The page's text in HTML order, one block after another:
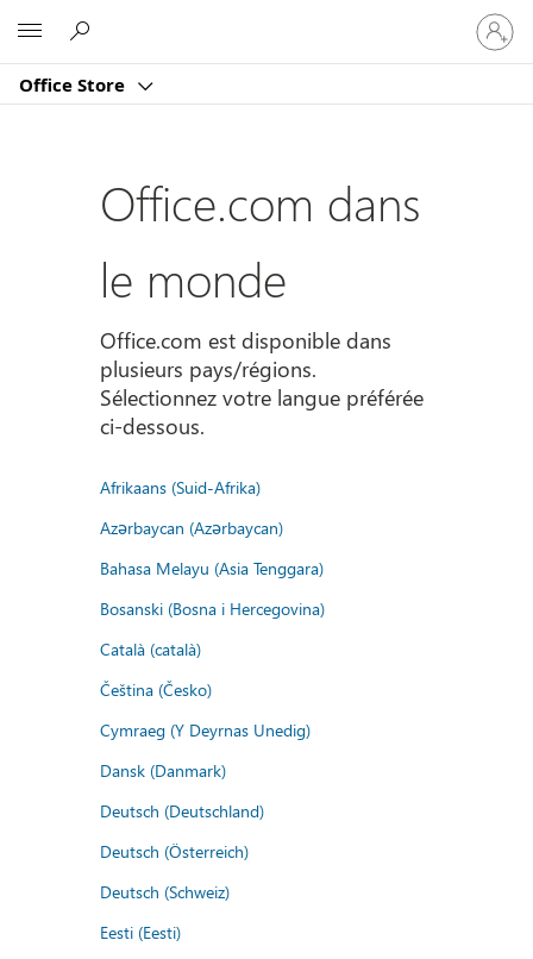
Office Store
vous
à
compte
Office.com dans
le monde
Office.com est disponible dans
plusieurs pays/régions.
Sélectionnez votre langue préférée
ci-dessous.
Afrikaans (Suid-Afrika)
Azərbaycan (Azərbaycan)
Bahasa Melayu (Asia Tenggara)
Bosanski (Bosna i Hercegovina)
Català (català)
Čeština (Česko)
Cymraeg (Y Deyrnas Unedig)
Dansk (Danmark)
Deutsch (Deutschland)
Deutsch (Österreich)
Deutsch (Schweiz)
Eesti (Eesti)